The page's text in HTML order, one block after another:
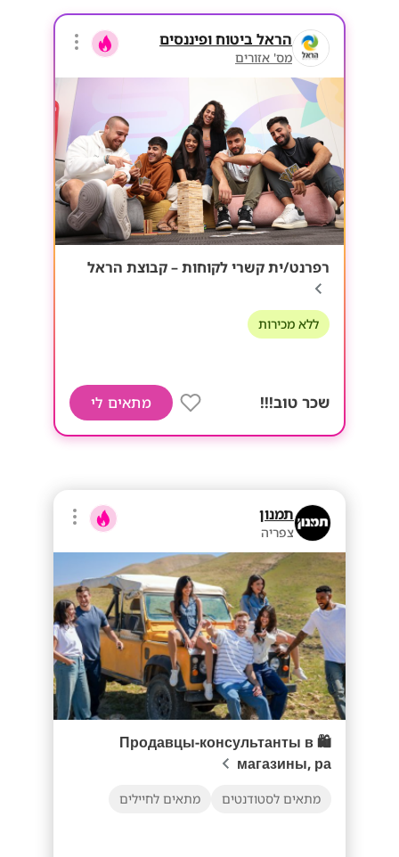
הראל ביטוח ופיננסים
מס' אזורים
רפרנט/ית קשרי לקוחות – קבוצת הראל
ללא מכירות
שכר טוב!!! מתאים לי
תמנון
צפריה
🛍️ Продавцы-консультанты в
магазины, ра
מתאים לסטודנטים מתאים לחיילים